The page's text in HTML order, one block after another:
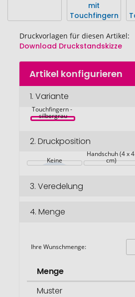
Druckvorlagen für diesen Artikel:
Download Druckstandskizze
Zum
Anfang
Bildgalerie
springen
Artikel konfigurieren
1. Variante
Handschuhe
Touchfingern -
silbergrau
2. Druckposition
Keine
Handschuh (4 x 4
cm)
3. Veredelung
4. Menge
Ihre Wunschmenge:
Menge
Muster